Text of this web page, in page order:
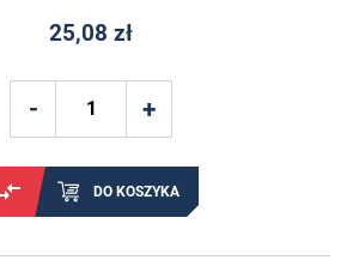
25,08 zł
DO KOSZYKA